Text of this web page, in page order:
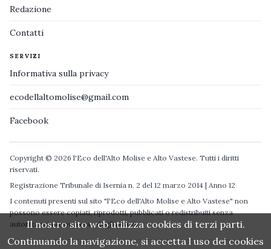
Redazione
Contatti
SERVIZI
Informativa sulla privacy
ecodellaltomolise@gmail.com
Facebook
Copyright © 2026 l'Eco dell'Alto Molise e Alto Vastese. Tutti i diritti
riservati.
Registrazione Tribunale di Isernia n. 2 del 12 marzo 2014 | Anno 12
I contenuti presenti sul sito "l'Eco dell'Alto Molise e Alto Vastese" non
possono essere copiati, riprodotti, pubblicati o redistribuiti senza
autorizzazione espressa degli autori.
Il nostro sito web utilizza cookies di terzi parti.
Continuando la navigazione, si accetta l uso dei cookies